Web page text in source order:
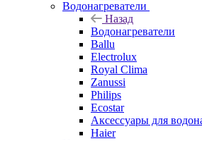
Водонагреватели
Назад
Водонагреватели
Ballu
Electrolux
Royal Clima
Zanussi
Philips
Ecostar
Аксессуары для
Haier